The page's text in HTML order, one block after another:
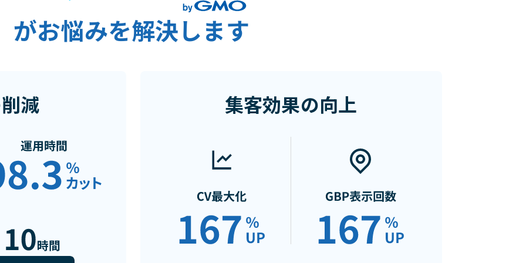
がお悩みを解決します
減 集客効果の向上